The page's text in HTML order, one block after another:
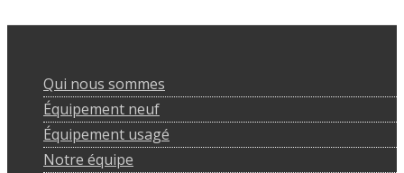
Qui nous sommes
Équipement neuf
Équipement usagé
Notre équipe